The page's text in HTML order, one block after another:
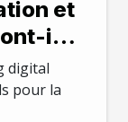
et
ils
digital
pour la